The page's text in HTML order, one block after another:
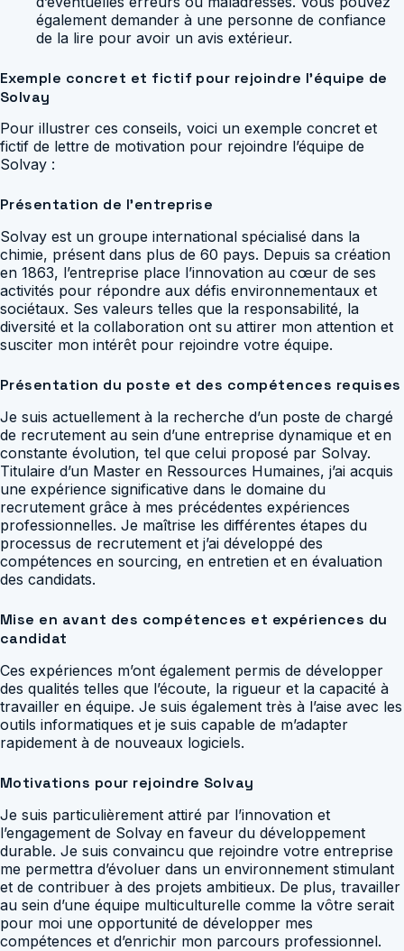
également demander à une personne de confiance
de la lire pour avoir un avis extérieur.
Exemple concret et fictif pour rejoindre l’équipe de
Solvay
Pour illustrer ces conseils, voici un exemple concret et
fictif de lettre de motivation pour rejoindre l’équipe de
Solvay :
Présentation de l’entreprise
Solvay est un groupe international spécialisé dans la
chimie, présent dans plus de 60 pays. Depuis sa création
en 1863, l’entreprise place l’innovation au cœur de ses
activités pour répondre aux défis environnementaux et
sociétaux. Ses valeurs telles que la responsabilité, la
diversité et la collaboration ont su attirer mon attention et
susciter mon intérêt pour rejoindre votre équipe.
Présentation du poste et des compétences requises
Je suis actuellement à la recherche d’un poste de chargé
de recrutement au sein d’une entreprise dynamique et en
constante évolution, tel que celui proposé par Solvay.
Titulaire d’un Master en Ressources Humaines, j’ai acquis
une expérience significative dans le domaine du
recrutement grâce à mes précédentes expériences
professionnelles. Je maîtrise les différentes étapes du
processus de recrutement et j’ai développé des
compétences en sourcing, en entretien et en évaluation
des candidats.
Mise en avant des compétences et expériences du
candidat
Ces expériences m’ont également permis de développer
des qualités telles que l’écoute, la rigueur et la capacité à
travailler en équipe. Je suis également très à l’aise avec les
outils informatiques et je suis capable de m’adapter
rapidement à de nouveaux logiciels.
Motivations pour rejoindre Solvay
Je suis particulièrement attiré par l’innovation et
l’engagement de Solvay en faveur du développement
durable. Je suis convaincu que rejoindre votre entreprise
me permettra d’évoluer dans un environnement stimulant
et de contribuer à des projets ambitieux. De plus, travailler
au sein d’une équipe multiculturelle comme la vôtre serait
pour moi une opportunité de développer mes
compétences et d’enrichir mon parcours professionnel.